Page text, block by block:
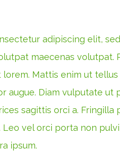
adipiscing elit,
maecenas volutpat.
Mattis enim ut
augue. Diam vulputate
sagittis orci a.
vel orci porta non
ipsum.